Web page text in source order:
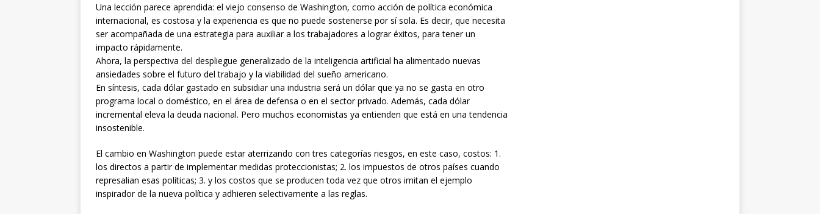
Una lección parece aprendida: el viejo consenso de Washington, como acción de política económica
internacional, es costosa y la experiencia es que no puede sostenerse por sí sola. Es decir, que necesita
ser acompañada de una estrategia para auxiliar a los trabajadores a lograr éxitos, para tener un
impacto rápidamente.
Ahora, la perspectiva del despliegue generalizado de la inteligencia artificial ha alimentado nuevas
ansiedades sobre el futuro del trabajo y la viabilidad del sueño americano.
En síntesis, cada dólar gastado en subsidiar una industria será un dólar que ya no se gasta en otro
programa local o doméstico, en el área de defensa o en el sector privado. Además, cada dólar
incremental eleva la deuda nacional. Pero muchos economistas ya entienden que está en una tendencia
insostenible.
El cambio en Washington puede estar aterrizando con tres categorías riesgos, en este caso, costos: 1.
los directos a partir de implementar medidas proteccionistas; 2. los impuestos de otros países cuando
represalian esas políticas; 3. y los costos que se producen toda vez que otros imitan el ejemplo
inspirador de la nueva política y adhieren selectivamente a las reglas.